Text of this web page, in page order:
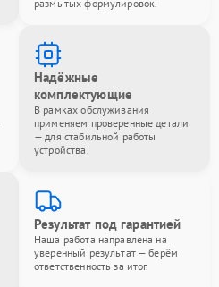
размытых формулировок.
Надёжные
комплектующие
В рамках обслуживания
применяем проверенные детали
— для стабильной работы
устройства.
Результат под гарантией
Наша работа направлена на
уверенный результат — берём
ответственность за итог.